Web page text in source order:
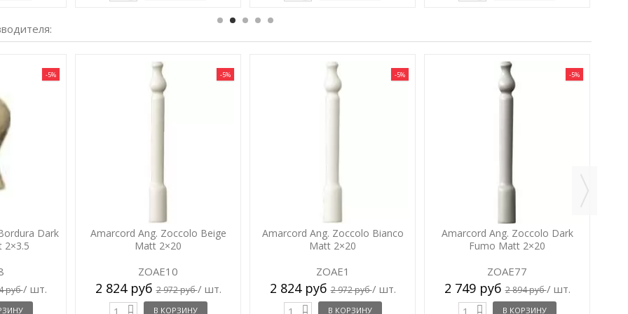
-5%
Dark
2×3.5
руб/ шт.
-5%
Amarcord Ang. Zoccolo Beige
Matt 2×20
ZOAE10
2 824 руб2 972 руб/ шт.
В КОРЗИНУ
-5%
Amarcord Ang. Zoccolo Bianco
Matt 2×20
ZOAE1
2 824 руб2 972 руб/ шт.
В КОРЗИНУ
-5%
Amarcord Ang. Zoccolo Dark
Fumo Matt 2×20
ZOAE77
2 749 руб2 894 руб/ шт.
В КОРЗИНУ